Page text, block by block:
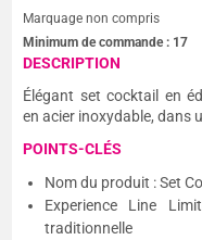
Marquage non compris
Minimum de commande : 17
DESCRIPTION
Élégant set cocktail en
en acier inoxydable, dans
POINTS-CLÉS
Nom du produit : Set
Experience Line
traditionnelle